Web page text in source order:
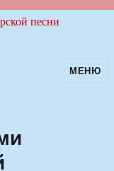
МЕНЮ